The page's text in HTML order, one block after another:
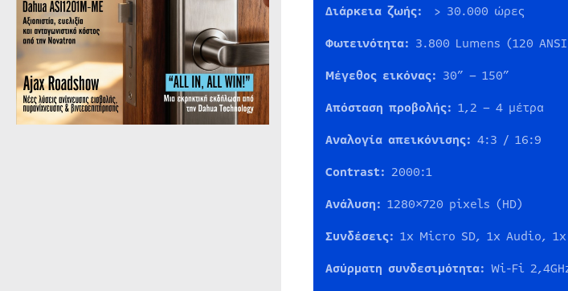
Διάρκεια ζωής:
> 30.000 ώρες
Φωτεινότητα: 3.800 Lumens (120
Μέγεθος εικόνας: 30” – 150”
Απόσταση προβολής: 1,2 – 4 μέτρα
Αναλογία απεικόνισης: 4:3 / 16:9
Contrast: 2000:1
Ανάλυση: 1280×720 pixels (HD)
Συνδέσεις: 1x Micro SD, 1x Audio, 1x
Ασύρματη συνδεσιμότητα: Wi-Fi